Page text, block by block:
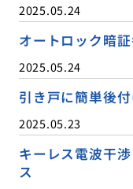
2025.05.24
オートロック暗
2025.05.24
引き戸に簡単後
2025.05.23
キーレス電波干
ス